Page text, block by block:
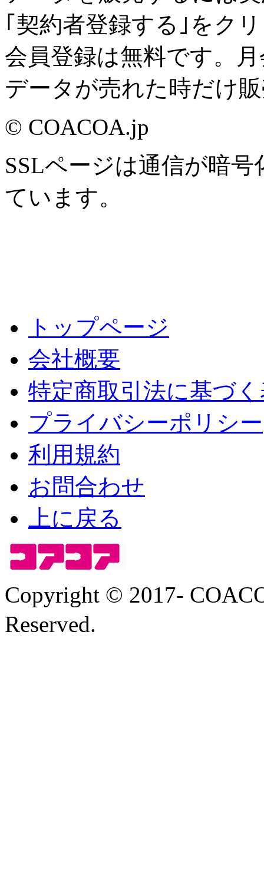
｢契約者登録する｣をク
会員登録は無料です。
データが売れた時だけ
© COACOA.jp
SSLページは通信が暗
ています。
トップページ
会社概要
特定商取引法に基づ
プライバシーポリシー
利用規約
お問合わせ
上に戻る
Copyright © 2017-
Reserved.